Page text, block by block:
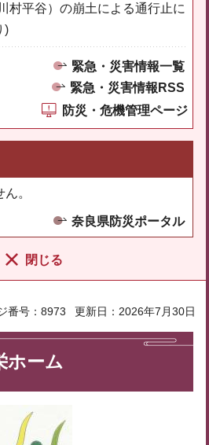
村平谷）の崩土による通行止に
)
緊急・災害情報一覧
緊急・災害情報RSS
防災・危機管理ページ
。
奈良県防災ポータル
閉じる
番号：8973 更新日：2026年7月30日
ホーム